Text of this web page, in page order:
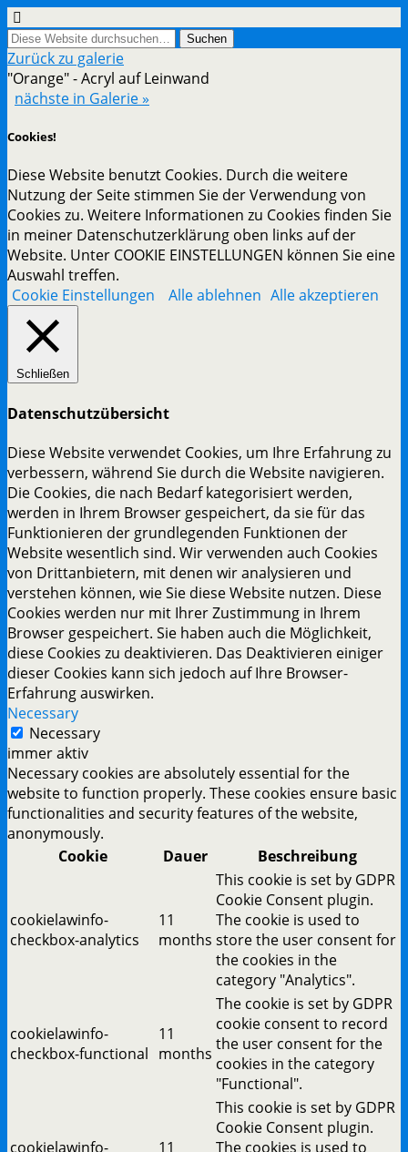
Zurück zu galerie
"Orange" - Acryl auf Leinwand
nächste in Galerie »
Cookies!
Diese Website benutzt Cookies. Durch die weitere
Nutzung der Seite stimmen Sie der Verwendung von
Cookies zu. Weitere Informationen zu Cookies finden Sie
in meiner Datenschutzerklärung oben links auf der
Website. Unter COOKIE EINSTELLUNGEN können Sie eine
Auswahl treffen.
Cookie Einstellungen
Alle ablehnen Alle akzeptieren
Schließen
Datenschutzübersicht
Diese Website verwendet Cookies, um Ihre Erfahrung zu
verbessern, während Sie durch die Website navigieren.
Die Cookies, die nach Bedarf kategorisiert werden,
werden in Ihrem Browser gespeichert, da sie für das
Funktionieren der grundlegenden Funktionen der
Website wesentlich sind. Wir verwenden auch Cookies
von Drittanbietern, mit denen wir analysieren und
verstehen können, wie Sie diese Website nutzen. Diese
Cookies werden nur mit Ihrer Zustimmung in Ihrem
Browser gespeichert. Sie haben auch die Möglichkeit,
diese Cookies zu deaktivieren. Das Deaktivieren einiger
dieser Cookies kann sich jedoch auf Ihre Browser-
Erfahrung auswirken.
Necessary
Necessary
immer aktiv
Necessary cookies are absolutely essential for the
website to function properly. These cookies ensure basic
functionalities and security features of the website,
anonymously.
Cookie
Dauer Beschreibung
cookielawinfo-
checkbox-analytics
11
months
This cookie is set by GDPR
Cookie Consent plugin.
The cookie is used to
store the user consent for
the cookies in the
category "Analytics".
cookielawinfo-
checkbox-functional
11
months
The cookie is set by GDPR
cookie consent to record
the user consent for the
cookies in the category
"Functional".
cookielawinfo-
11
This cookie is set by GDPR
Cookie Consent plugin.
The cookies is used to